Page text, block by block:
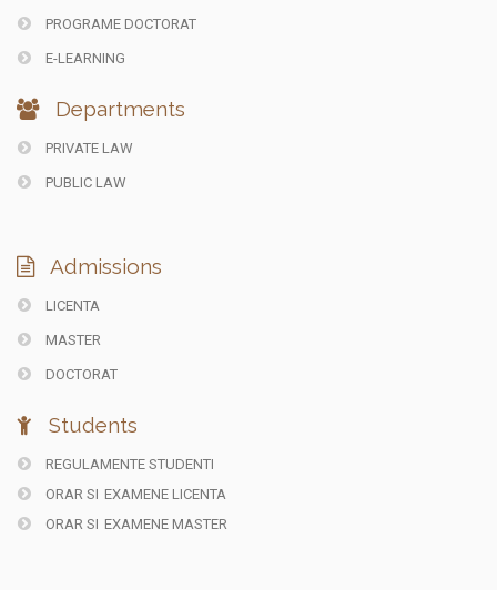
PROGRAME DOCTORAT
E-LEARNING
Departments
PRIVATE LAW
PUBLIC LAW
Admissions
LICENTA
MASTER
DOCTORAT
Students
REGULAMENTE STUDENTI
ORAR SI EXAMENE LICENTA
ORAR SI EXAMENE MASTER